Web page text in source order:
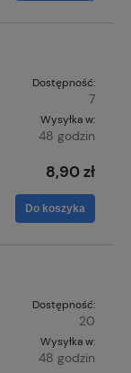
Dostępność:
7
Wysyłka w:
48 godzin
8,90 zł
Do koszyka
Dostępność:
20
Wysyłka w:
48 godzin